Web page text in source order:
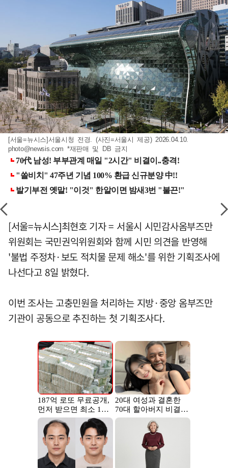
[서울=뉴시스]서울시청 전경. (사진=서울시 제공) 2026.04.10.
photo@newsis.com *재판매 및 DB 금지
[서울=뉴시스]최현호 기자 = 서울시 시민감사옴부즈만
위원회는 국민권익위원회와 함께 시민 의견을 반영해
'불법 주정차·보도 적치물 문제 해소'를 위한 기획조사에
나선다고 8일 밝혔다.
이번 조사는 고충민원을 처리하는 지방·중앙 옴부즈만
기관이 공동으로 추진하는 첫 기획조사다.